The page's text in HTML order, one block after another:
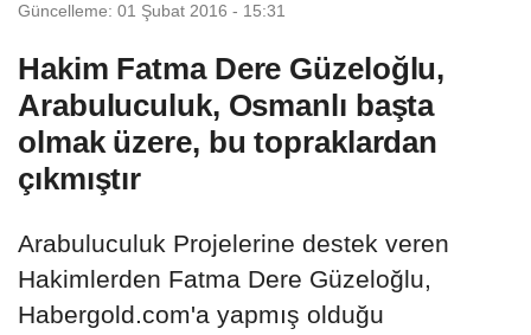
Güncelleme: 01 Şubat 2016 - 15:31
Hakim Fatma Dere Güzeloğlu,
Arabuluculuk, Osmanlı başta
olmak üzere, bu topraklardan
çıkmıştır
Arabuluculuk Projelerine destek veren
Hakimlerden Fatma Dere Güzeloğlu,
Habergold.com'a yapmış olduğu